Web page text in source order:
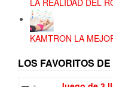
KAMTRON LA
LOS FAVORITOS